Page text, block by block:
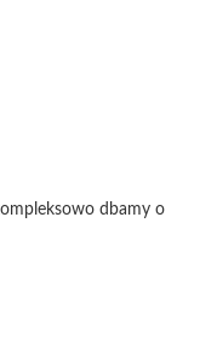
dbamy o